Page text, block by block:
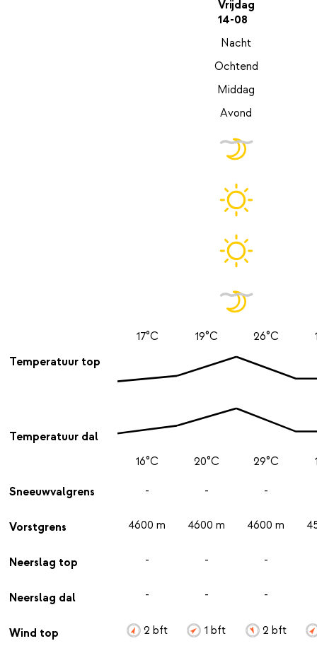
Temperatuur top
Temperatuur dal
Sneeuwvalgrens
Vorstgrens
Neerslag top
Neerslag dal
Wind top
Vrijdag
14-08
Nacht
Ochtend
Middag
Avond
17°C
16°C
-
4600 m
-
-
2 bft
19°C
20°C
-
4600 m
-
-
1 bft
26°C
29°C
-
4600 m
-
-
2 bft